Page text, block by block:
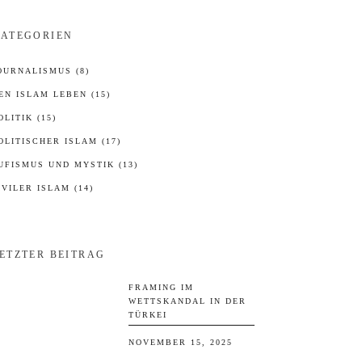
(8)
ISLAM LEBEN (15)
(15)
ISLAM (17)
UND MYSTIK (13)
ISLAM (14)
BEITRAG
FRAMING IM
WETTSKANDAL IN DER
TÜRKEI
NOVEMBER 15, 2025